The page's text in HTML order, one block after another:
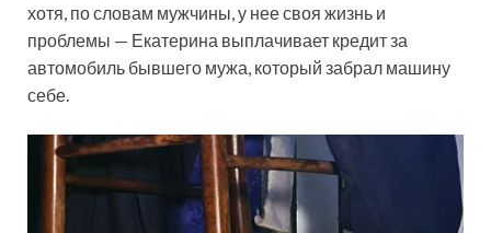
хотя, по словам мужчины, у нее своя жизнь и
проблемы — Екатерина выплачивает кредит за
автомобиль бывшего мужа, который забрал машину
себе.